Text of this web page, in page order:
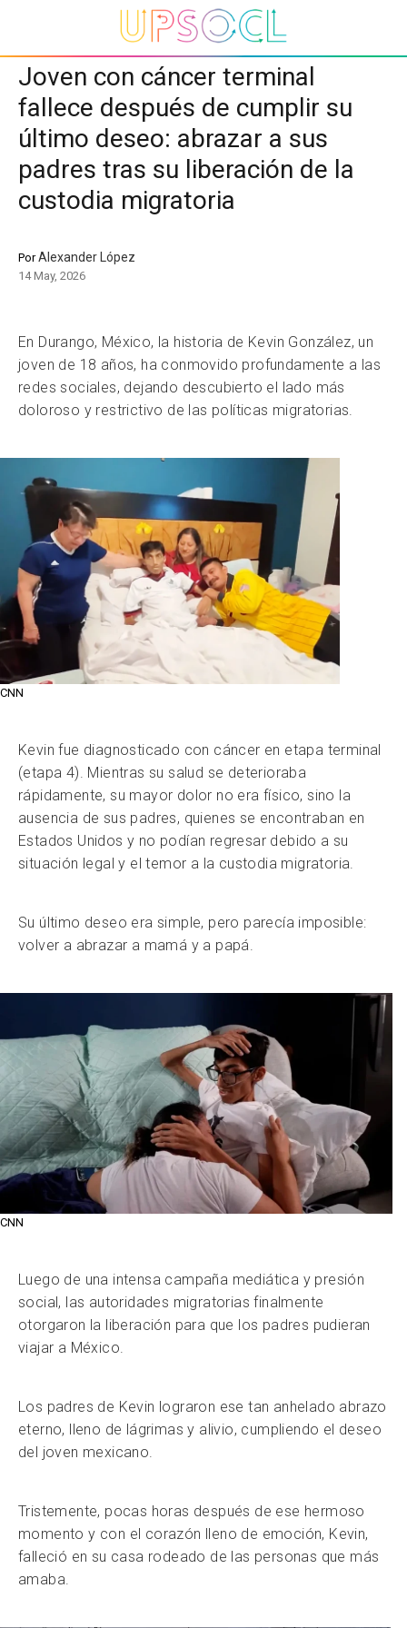
Joven con cáncer terminal
fallece después de cumplir su
último deseo: abrazar a sus
padres tras su liberación de la
custodia migratoria
PorAlexander López
14 May, 2026
En Durango, México, la historia de Kevin González, un
joven de 18 años, ha conmovido profundamente a las
redes sociales, dejando descubierto el lado más
doloroso y restrictivo de las políticas migratorias.
CNN
Kevin fue diagnosticado con cáncer en etapa terminal
(etapa 4). Mientras su salud se deterioraba
rápidamente, su mayor dolor no era físico, sino la
ausencia de sus padres, quienes se encontraban en
Estados Unidos y no podían regresar debido a su
situación legal y el temor a la custodia migratoria.
Su último deseo era simple, pero parecía imposible:
volver a abrazar a mamá y a papá.
CNN
Luego de una intensa campaña mediática y presión
social, las autoridades migratorias finalmente
otorgaron la liberación para que los padres pudieran
viajar a México.
Los padres de Kevin lograron ese tan anhelado abrazo
eterno, lleno de lágrimas y alivio, cumpliendo el deseo
del joven mexicano.
Tristemente, pocas horas después de ese hermoso
momento y con el corazón lleno de emoción, Kevin,
falleció en su casa rodeado de las personas que más
amaba.